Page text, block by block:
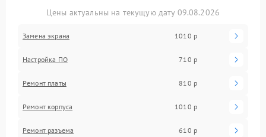
Цены актуальны на текущую дату 09.08.2026
Замена экрана 1010 р
Настройка ПО 710 р
Ремонт платы 810 р
Ремонт корпуса 1010 р
Ремонт разъема 610 р